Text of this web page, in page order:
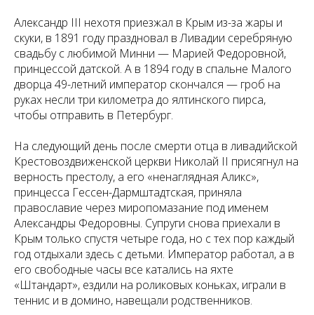
Александр III нехотя приезжал в Крым из-за жары и
скуки, в 1891 году праздновал в Ливадии серебряную
свадьбу с любимой Минни — Марией Федоровной,
принцессой датской. А в 1894 году в спальне Малого
дворца 49-летний император скончался — гроб на
руках несли три километра до ялтинского пирса,
чтобы отправить в Петербург.
На следующий день после смерти отца в ливадийской
Крестовоздвиженской церкви Николай II присягнул на
верность престолу, а его «ненаглядная Аликс»,
принцесса Гессен-Дармштадтская, приняла
православие через миропомазание под именем
Александры Федоровны. Супруги снова приехали в
Крым только спустя четыре года, но с тех пор каждый
год отдыхали здесь с детьми. Император работал, а в
его свободные часы все катались на яхте
«Штандарт», ездили на роликовых коньках, играли в
теннис и в домино, навещали родственников.